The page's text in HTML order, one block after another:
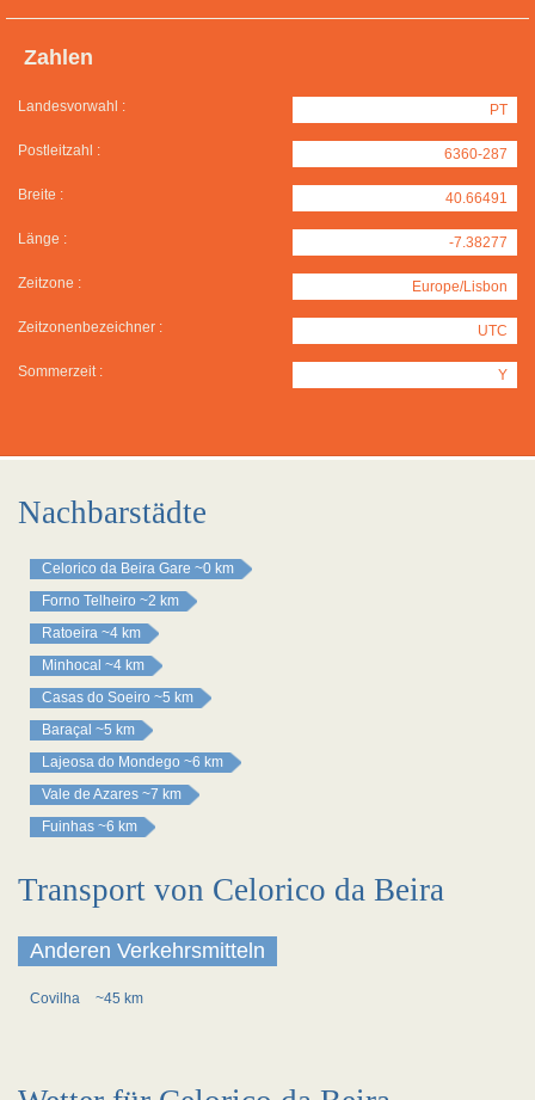
Zahlen
Landesvorwahl : PT
Postleitzahl : 6360-287
Breite : 40.66491
Länge : -7.38277
Zeitzone : Europe/Lisbon
Zeitzonenbezeichner : UTC
Sommerzeit : Y
Nachbarstädte
Celorico da Beira Gare ~0 km
Forno Telheiro ~2 km
Ratoeira ~4 km
Minhocal ~4 km
Casas do Soeiro ~5 km
Baraçal ~5 km
Lajeosa do Mondego ~6 km
Vale de Azares ~7 km
Fuinhas ~6 km
Transport von Celorico da Beira
Anderen Verkehrsmitteln
Covilha ~45 km